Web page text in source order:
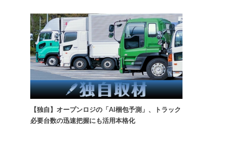
【独自】オープンロジの「AI梱包予測」、トラック
必要台数の迅速把握にも活用本格化